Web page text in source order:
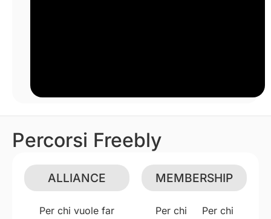
Percorsi Freebly
ALLIANCE
Per chi vuole far
MEMBERSHIP
Per chi
Per chi